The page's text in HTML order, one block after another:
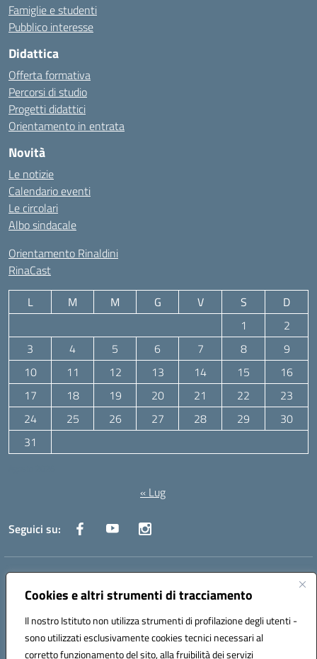
Cookies e altri strumenti di tracciamento
Il nostro Istituto non utilizza strumenti di profilazione degli utenti -
sono utilizzati esclusivamente cookies tecnici necessari al
corretto funzionamento del sito, alla fruibilità dei servizi
Famiglie e studenti
Pubblico interesse
Didattica
Offerta formativa
Percorsi di studio
Progetti didattici
Orientamento in entrata
Novità
Le notizie
Calendario eventi
Le circolari
Albo sindacale
Orientamento Rinaldini
RinaCast
L M M G V S
D
1
2
3
4 5 6 7 8
9
10
11 12 13 14 15
16
17
18 19 20 21 22
23
24
25 26 27 28 29
30
31
« Lug
Seguici su:
Indirizzo:Via Canale 1, Ancona
Centralino:071 204723 Email:anpc010006@istruzione.it
Codice fiscale: 93020970427
Codice meccanografico:
ANPC010006